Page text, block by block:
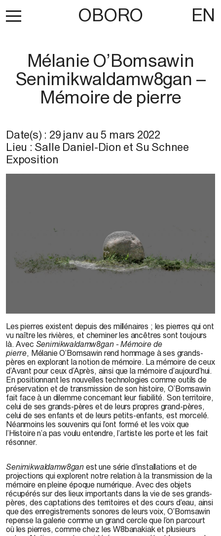
OBORO EN
Mélanie O’Bomsawin
Senimikwaldamw8gan –
Mémoire de pierre
Date(s) : 29 janv au5 mars 2022
Lieu : Salle Daniel-Dion et Su Schnee
Exposition
Les pierres existent depuis des millénaires ; les pierres qui ont
vu naître les rivières, et cheminer les ancêtres sont toujours
là. Avec Senimikwaldamw8gan - Mémoire de
pierre, Mélanie O’Bomsawin rend hommage à ses grands-
pères en explorant la notion de mémoire. La mémoire de ceux
d’Avant pour ceux d’Après, ainsi que la mémoire d’aujourd’hui.
En positionnant les nouvelles technologies comme outils de
préservation et de transmission de son histoire, O’Bomsawin
fait face à un dilemme concernant leur fiabilité. Son territoire,
celui de ses grands-pères et de leurs propres grand-pères,
celui de ses enfants et de leurs petits-enfants, est morcelé.
Néanmoins les souvenirs qui l’ont formé et les voix que
l’Histoire n’a pas voulu entendre, l’artiste les porte et les fait
résonner.
Senimikwaldamw8gan est une série d’installations et de
projections qui explorent notre relation à la transmission de la
mémoire en pleine époque numérique. Avec des objets
récupérés sur des lieux importants dans la vie de ses grands-
pères, des captations des territoires et des cours d’eau, ainsi
que des enregistrements sonores de leurs voix, O’Bomsawin
repense la galerie comme un grand cercle que l’on parcourt
où les pierres, comme chez les W8banakiak et plusieurs